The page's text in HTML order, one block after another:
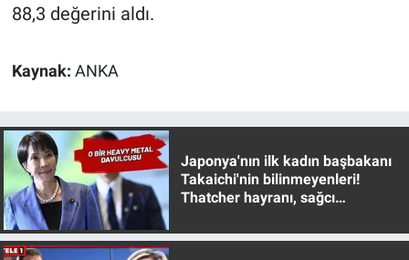
88,3 değerini aldı.
Kaynak: ANKA
Japonya'nın ilk kadın başbakanı
Takaichi'nin bilinmeyenleri!
Thatcher hayranı, sağcı
Nedir
Popüler
Sağlık
Spor
Teknoloji